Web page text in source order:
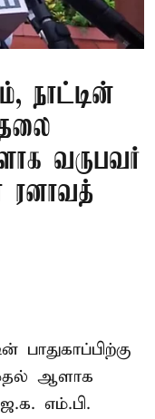
நாட்டின்
வருபவர்
ரனாவத்
பாதுகாப்பிற்கு
ஆளாக
எம்.பி.